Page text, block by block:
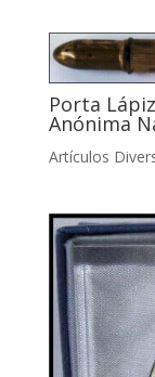
Porta
Anónima
Artículos